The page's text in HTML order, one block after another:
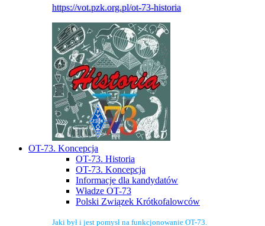
https://vot.pzk.org.pl/ot-73-historia
OT-73. Koncepcja
OT-73. Historia
OT-73. Koncepcja
Informacje dla kandydatów
Władze OT-73
Polski Związek Krótkofalowców
Jaki był i jest pomysł na funkcjonowanie OT-73.